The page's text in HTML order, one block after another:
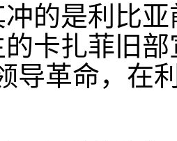
是利比亚
卡扎菲旧
导革命，在